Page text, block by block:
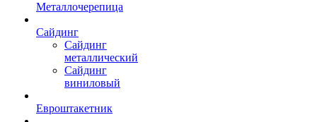
Металлочерепица
Сайдинг
Сайдинг
металлический
Сайдинг
виниловый
Евроштакетник